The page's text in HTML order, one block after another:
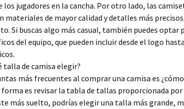
los jugadores en la cancha. Por otro lado, las
materiales de mayor calidad y detalles más
Si buscas algo más casual, también puedes optar
del equipo, que pueden incluir desde el logo
talla de camisa elegir?
más frecuentes al comprar una camisa es
es revisar la tabla de tallas proporcionada
más suelto, podrías elegir una talla más grande,